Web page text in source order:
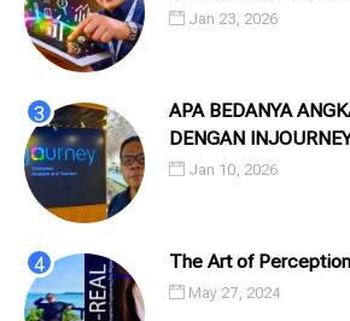
Saling Menatap
Jan 23, 2026
APA BEDANYA
DENGAN
Jan 10, 2026
The Art of
May 27, 2024